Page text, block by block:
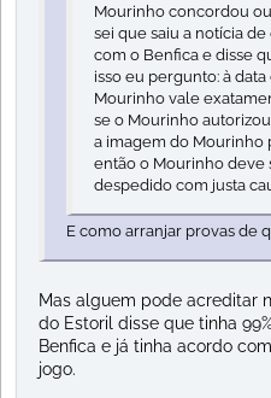
Mourinho concordou
sei que saiu a notícia
com o Benfica e disse
isso eu pergunto: à
Mourinho vale
se o Mourinho
a imagem do Mourinho
então o Mourinho deve
despedido com justa
E como arranjar provas de
Mas alguem pode acreditar
do Estoril disse que tinha
Benfica e já tinha acordo
jogo.